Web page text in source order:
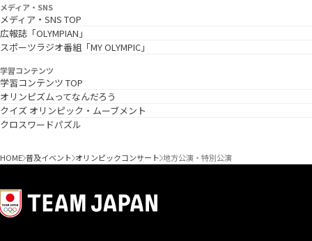
メディア・SNS
メディア・SNS TOP
広報誌「OLYMPIAN」
スポーツラジオ番組「MY OLYMPIC」
学習コンテンツ
学習コンテンツ TOP
オリンピズムってなんだろう
クイズ オリンピック・ムーブメント
クロスワードパズル
HOME 普及イベント オリンピックコンサート 地方公演・特別公演